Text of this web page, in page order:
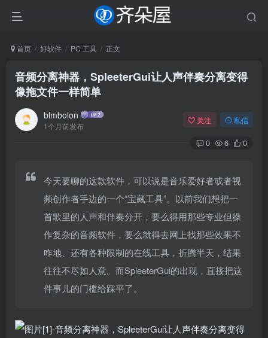
首页 好软件 PC 工具 正文
音频分离神器，SpleeterGui让人声伴奏分离变得
像拖文件一样简单
blmbolon
1个月前发布
关注 私信
0 6 0
今天要聊的这款软件，可以说是音乐爱好者或者视
频创作者手边的一个“宝藏工具”。以前我们想把一
首歌里的人声和伴奏分开，要么得用那些专业但操
作复杂的音频软件，要么就得去网上找那些效果不
咋地、还有各种限制的在线工具，折腾半天，结果
往往不尽如人意。而SpleeterGui的出现，直接把这
件事儿的门槛给踩平了。